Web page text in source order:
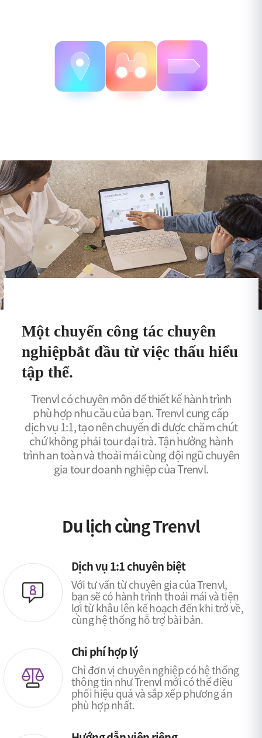
Một chuyến công tác chuyên
nghiệpbắt đầu từ việc thấu hiểu
tập thể.
Trenvl có chuyên môn để thiết kế hành trình
phù hợp nhu cầu của bạn.Trenvl cung cấp
dịch vụ 1:1, tạo nên chuyến đi được chăm chút
chứ không phải tour đại trà.Tận hưởng hành
trình an toàn và thoải mái cùng đội ngũ chuyên
gia tour doanh nghiệp của Trenvl.
Du lịch cùng Trenvl
Dịch vụ 1:1 chuyên biệt
Với tư vấn từ chuyên gia của Trenvl,
bạn sẽ có hành trình thoải mái và tiện
lợi từ khâu lên kế hoạch đến khi trở về,
cùng hệ thống hỗ trợ bài bản.
Chi phí hợp lý
Chỉ đơn vị chuyên nghiệp có hệ thống
thông tin như Trenvl mới có thể điều
phối hiệu quả và sắp xếp phương án
phù hợp nhất.